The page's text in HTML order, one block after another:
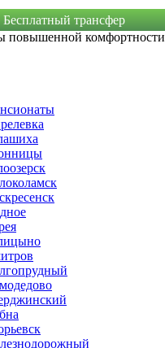
Бесплатный трансфер
повышенной комфортности